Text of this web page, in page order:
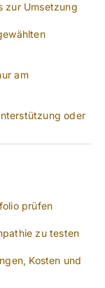
zur Umsetzung
am
oder
prüfen
zu testen
Kosten und